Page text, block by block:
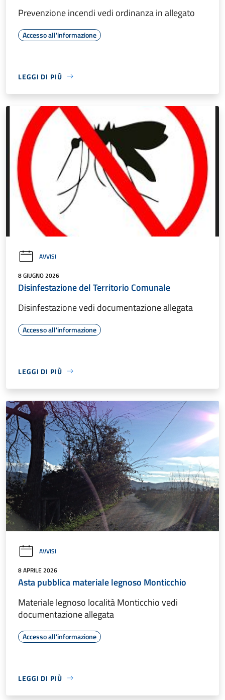
Prevenzione incendi vedi ordinanza in allegato
Accesso all'informazione
LEGGI DI PIÙ
AVVISI
8 GIUGNO 2026
Disinfestazione del Territorio Comunale
Disinfestazione vedi documentazione allegata
Accesso all'informazione
LEGGI DI PIÙ
AVVISI
8 APRILE 2026
Asta pubblica materiale legnoso Monticchio
Materiale legnoso località Monticchio vedi
documentazione allegata
Accesso all'informazione
LEGGI DI PIÙ